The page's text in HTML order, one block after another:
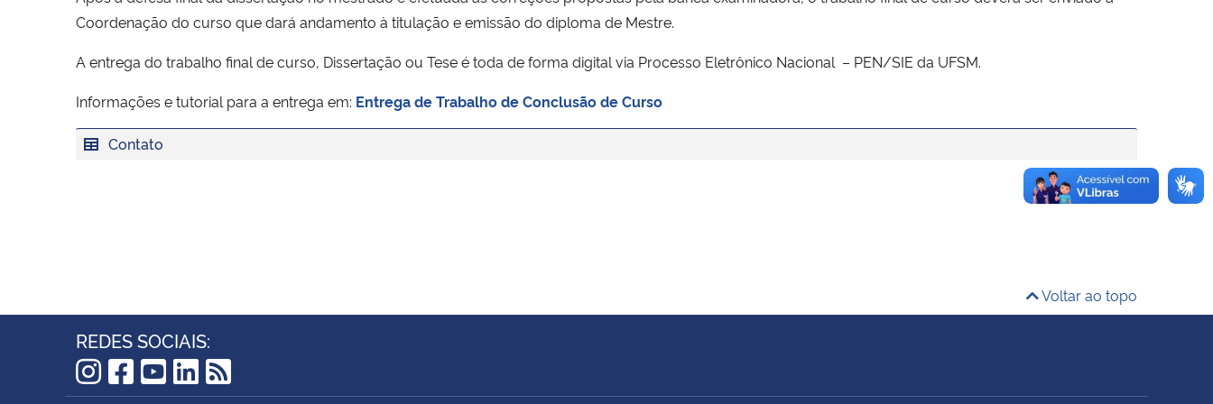
Coordenação do curso que dará andamento à titulação e emissão do diploma de Mestre.
A entrega do trabalho final de curso, Dissertação ou Tese é toda de forma digital via Processo Eletrônico Nacional – PEN/SIE da UFSM.
Informações e tutorial para a entrega em: Entrega de Trabalho de Conclusão de Curso
Contato
Voltar ao topo
REDES SOCIAIS: